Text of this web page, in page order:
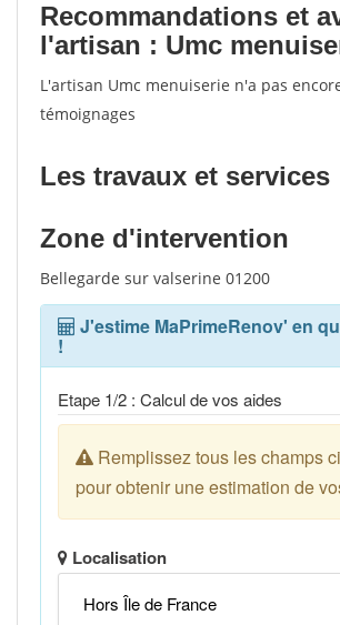
Recommandations et
l'artisan : Umc
L'artisan Umc menuiserie n'a pas
témoignages
Les travaux et services
Zone d'intervention
Bellegarde sur valserine 01200